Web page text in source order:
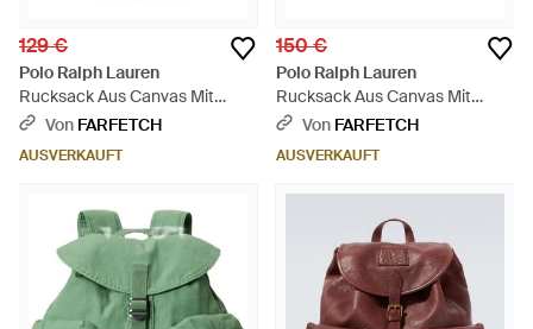
129 €
Polo Ralph Lauren
Rucksack Aus Canvas Mit
Schnalle - Rot
Von FARFETCH
AUSVERKAUFT
150 €
Polo Ralph Lauren
Rucksack Aus Canvas Mit
Klappverschluss - Blau
Von FARFETCH
AUSVERKAUFT